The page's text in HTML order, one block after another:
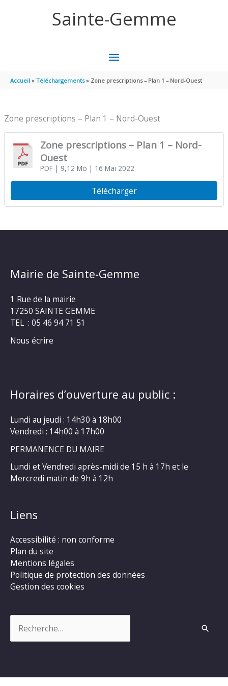
Sainte-Gemme
MENU
PRINCIPAL
Accueil Téléchargements Zone prescriptions – Plan 1 – Nord-Ouest
Zone prescriptions – Plan 1 – Nord-Ouest
Zone prescriptions – Plan 1 – Nord-
Ouest
PDF| 9,12 Mo | 16 Mai 2022
Télécharger
Mairie de Sainte-Gemme
1 Rue de la mairie
17250 SAINTE GEMME
TEL : 05 46 94 71 51
Nous écrire
Horaires d’ouverture au public :
Lundi au jeudi : 14h30 à 18h00
Vendredi : 14h00 à 17h00
PERMANENCE DU MAIRE
Lundi et Vendredi après-midi de 15 h à 17h et le
Mercredi matin de 9h à 12h
Liens
Accessibilité : non conforme
Plan du site
Mentions légales
Politique de protection des données
Gestion des cookies